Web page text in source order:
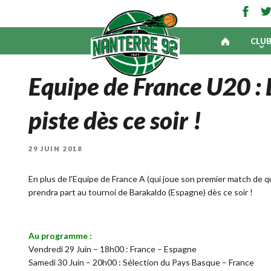
CLUB
Equipe de France U20
piste dès ce soir !
PUBLIÉ
29 JUIN 2018
En plus de l'Equipe de France A (qui joue son premier match
prendra part au tournoi de Barakaldo (Espagne) dès ce soir !
Au programme :
Vendredi 29 Juin – 18h00 : France – Espagne
Samedi 30 Juin – 20h00 : Sélection du Pays Basque – France